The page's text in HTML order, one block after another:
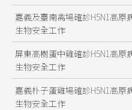
嘉義及臺南禽場確診H5N1高
生物安全工作
屏東高樹蛋中雞確診H5N1高
生物安全工作
嘉義朴子蛋雞場確診H5N1高
生物安全工作